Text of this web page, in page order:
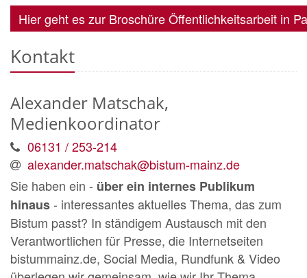
Hier geht es zur Broschüre Öffentlichkeitsarbeit in
Kontakt
Alexander Matschak,
Medienkoordinator
06131 / 253-214
alexander.matschak@bistum-mainz.de
Sie haben ein - über ein internes Publikum
hinaus- interessantes aktuelles Thema, das zum
Bistum passt? In ständigem Austausch mit den
Verantwortlichen für Presse, die Internetseiten
bistummainz.de, Social Media, Rundfunk & Video